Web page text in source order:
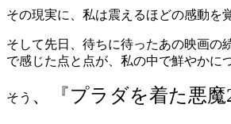
その現実に、私は震えるほどの感動を
そして先日、待ちに待ったあの映画の
で感じた点と点が、私の中で鮮やかに
そう 、『プラダを着た悪魔2